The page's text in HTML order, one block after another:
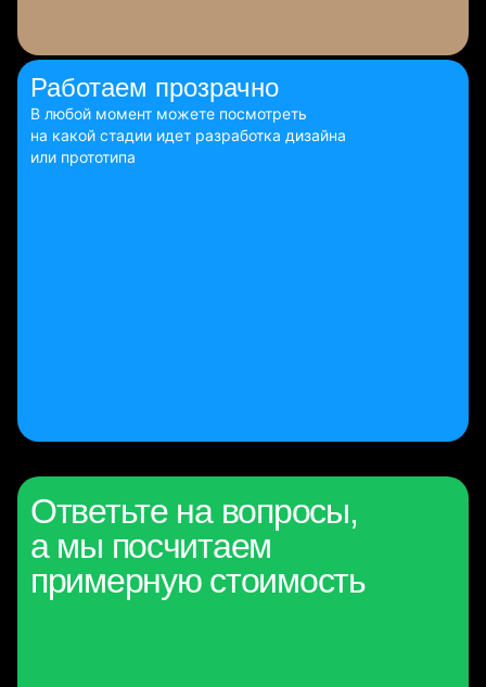
Работаем прозрачно
В любой момент можете посмотреть
на какой стадии идет разработка дизайна
или прототипа
Ответьте на вопросы,
а мы посчитаем
примерную стоимость